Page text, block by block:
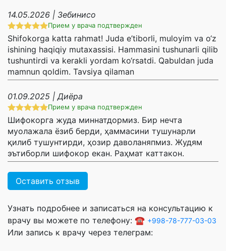
14.05.2026 | Зебинисо
Прием у врача подтвержден
Shifokorga katta rahmat! Juda e’tiborli, muloyim va o‘z
ishining haqiqiy mutaxassisi. Hammasini tushunarli qilib
tushuntirdi va kerakli yordam ko‘rsatdi. Qabuldan juda
mamnun qoldim. Tavsiya qilaman
01.09.2025 | Диёра
Прием у врача подтвержден
Шифокорга жуда миннатдормиз. Бир нечта
муолажала ёзиб берди, ҳаммасини тушунарли
қилиб тушунтирди, ҳозир даволаняпмиз. Жудям
эътиборли шифокор екан. Раҳмат каттакон.
Оставить отзыв
Узнать подробнее и записаться на консультацию к
врачу вы можете по телефону: ☎️ +998-78-777-03-03
Или запись к врачу через телеграм: